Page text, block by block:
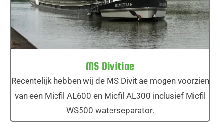
MS Divitiae
Recentelijk hebben wij de MS Divitiae mogen voorzien
van een Micfil AL600 en Micfil AL300 inclusief Micfil
WS500 waterseparator.